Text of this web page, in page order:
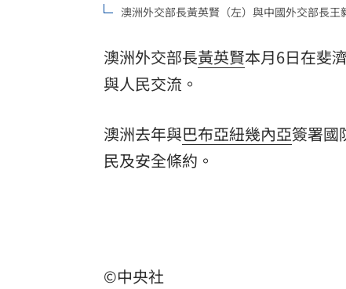
澳洲外交部長黃英賢（左）與中國外交部長王
澳洲外交部長黃英賢本月6日在斐
與人民交流。
澳洲去年與巴布亞紐幾內亞簽署國
民及安全條約。
©中央社